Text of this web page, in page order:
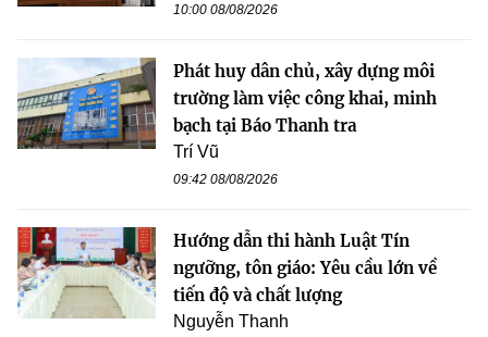
10:00 08/08/2026
Phát huy dân chủ, xây dựng môi
trường làm việc công khai, minh
bạch tại Báo Thanh tra
Trí Vũ
09:42 08/08/2026
Hướng dẫn thi hành Luật Tín
ngưỡng, tôn giáo: Yêu cầu lớn về
tiến độ và chất lượng
Nguyễn Thanh